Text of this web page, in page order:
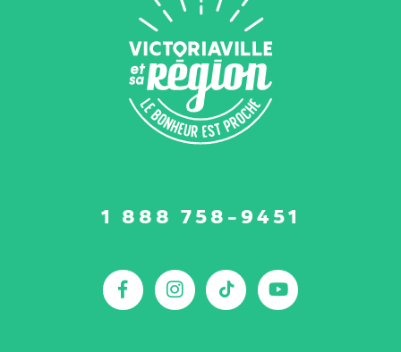
1 888 758-9451
Facebook
Instagram
TikTok